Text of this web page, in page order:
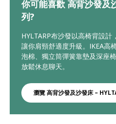
你可能喜歡 高背沙發及
列?
HYLTARP布沙發以高椅背設計
讓你肩頸舒適度升級。IKEA高
泡棉、獨立筒彈簧靠墊及深座
放鬆休息聊天。
瀏覽 高背沙發及沙發床 –